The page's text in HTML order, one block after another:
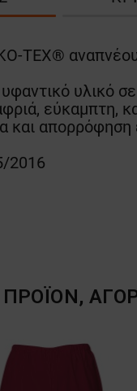
TEX®
υλικό
εύκαμπτη,
και
2016